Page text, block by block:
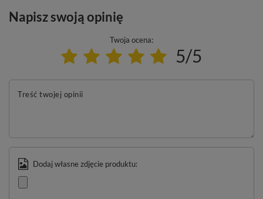
Napisz swoją opinię
Twoja ocena:
5/5
Treść twojej opinii
Dodaj własne zdjęcie produktu: